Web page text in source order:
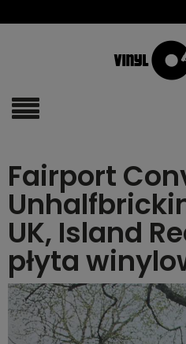
Fairport
UK, Island
płyta